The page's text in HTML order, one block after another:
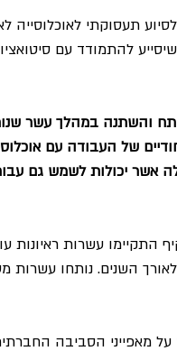
תעסוקתי
להתמודד עם
והשתנה במהלך עשר
של העבודה עם
אשר יכולות לשמש גם
התקיימו עשרות ראיונות
השנים. נותחו עשרות
מאפייני הסביבה